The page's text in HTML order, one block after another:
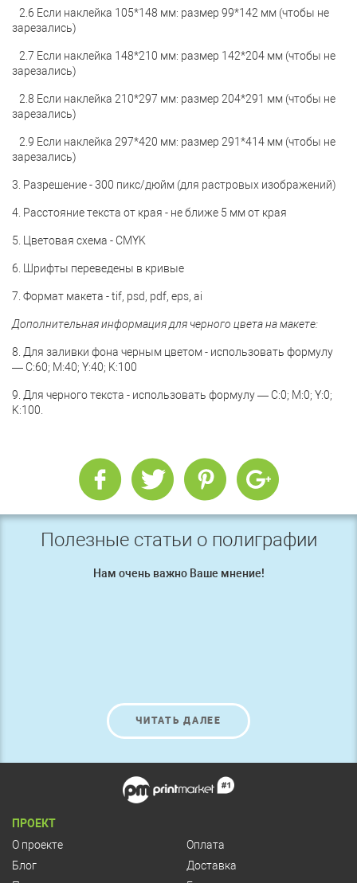
2.6 Если наклейка 105*148 мм: размер 99*142 мм (чтобы не
зарезались)
2.7 Если наклейка 148*210 мм: размер 142*204 мм (чтобы не
зарезались)
2.8 Если наклейка 210*297 мм: размер 204*291 мм (чтобы не
зарезались)
2.9 Если наклейка 297*420 мм: размер 291*414 мм (чтобы не
зарезались)
3. Разрешение - 300 пикс/дюйм (для растровых изображений)
4. Расстояние текста от края - не ближе 5 мм от края
5. Цветовая схема - CMYK
6. Шрифты переведены в кривые
7. Формат макета - tif, psd, pdf, eps, ai
Дополнительная информация для черного цвета на макете:
8. Для заливки фона черным цветом - использовать формулу
— С:60; М:40; Y:40; K:100
9. Для черного текста - использовать формулу — С:0; М:0; Y:0;
K:100.
Полезные статьи о полиграфии
Нам очень важно Ваше мнение!
ЧИТАТЬ ДАЛЕЕ
ПРОЕКТ
О проекте
Блог
Оплата
Доставка